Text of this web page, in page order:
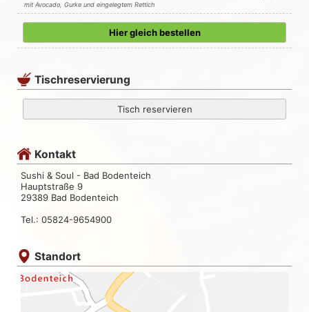
mit Avocado, Gurke und eingelegtem Rettich
Hier gleich bestellen
Tischreservierung
Tisch reservieren
Kontakt
Sushi & Soul - Bad Bodenteich
Hauptstraße 9
29389 Bad Bodenteich
Tel.: 05824-9654900
Standort